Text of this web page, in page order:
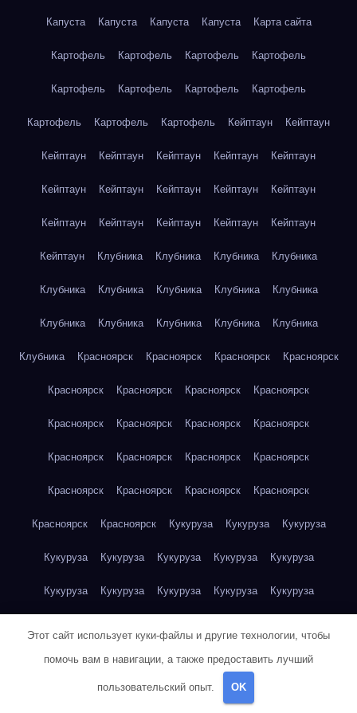
Капуста Капуста Капуста Капуста Карта сайта
Картофель Картофель Картофель Картофель
Картофель Картофель Картофель Картофель
Картофель Картофель Картофель Кейптаун Кейптаун
Кейптаун Кейптаун Кейптаун Кейптаун Кейптаун
Кейптаун Кейптаун Кейптаун Кейптаун Кейптаун
Кейптаун Кейптаун Кейптаун Кейптаун Кейптаун
Кейптаун Клубника Клубника Клубника Клубника
Клубника Клубника Клубника Клубника Клубника
Клубника Клубника Клубника Клубника Клубника
Клубника Красноярск Красноярск Красноярск Красноярск
Красноярск Красноярск Красноярск Красноярск
Красноярск Красноярск Красноярск Красноярск
Красноярск Красноярск Красноярск Красноярск
Красноярск Красноярск Красноярск Красноярск
Красноярск Красноярск Кукуруза Кукуруза Кукуруза
Кукуруза Кукуруза Кукуруза Кукуруза Кукуруза
Кукуруза Кукуруза Кукуруза Кукуруза Кукуруза
Куриная грудка Куриная грудка Куриная грудка
Куриная грудка Куриная грудка Куриная грудка
Этот сайт использует куки-файлы и другие технологии, чтобы
помочь вам в навигации, а также предоставить лучший
пользовательский опыт. OK